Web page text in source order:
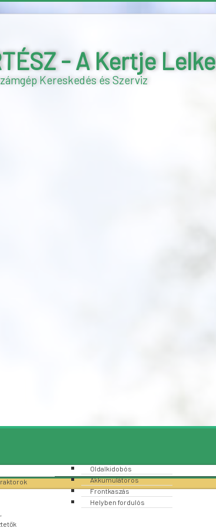
- A Kertje Lelke
Kereskedés és Szerviz
Oldalkidobós
Akkumulátoros
Frontkaszás
Helyben fordulós